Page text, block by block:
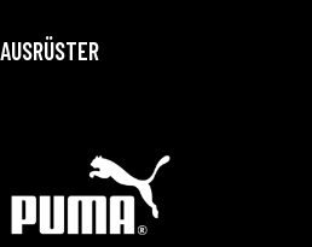
AUSRÜSTER